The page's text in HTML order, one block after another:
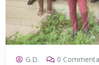
G.D. 0